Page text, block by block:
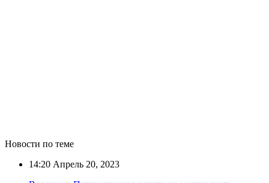
Новости по теме
14:20 Апрель 20, 2023